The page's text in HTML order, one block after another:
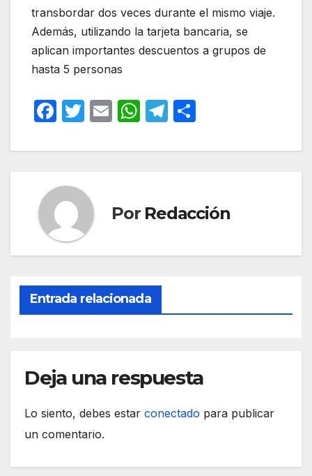
transbordar dos veces durante el mismo viaje.
Además, utilizando la tarjeta bancaria, se
aplican importantes descuentos a grupos de
hasta 5 personas
F
c
b
o
o
T
itt
E
ail
W
at
A
p
T
e
a
m
m
ar
tir
Por Redacción
Entrada relacionada
Deja una respuesta
Lo siento, debes estar conectado para publicar
un comentario.